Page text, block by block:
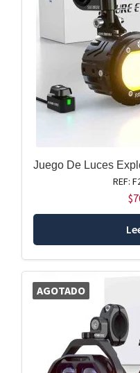
Juego De Luces
REF:
$
AGOTADO